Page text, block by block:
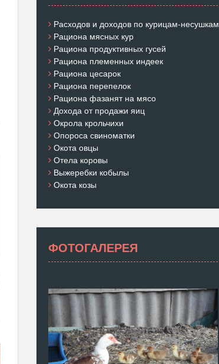
Расходов и доходов по курицам-несушкам
Рациона мясных кур
Рациона продуктивных гусей
Рациона племенных индеек
Рациона цесарок
Рациона перепелок
Рациона фазанят на мясо
Дохода от продажи яиц
Окрола крольчихи
Опороса свиноматки
Окота овцы
Отела коровы
Выжеребки кобылы
Окота козы
ФОТОГАЛЕРЕЯ